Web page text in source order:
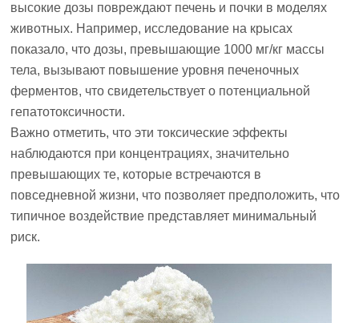
высокие дозы повреждают печень и почки в моделях
животных. Например, исследование на крысах
показало, что дозы, превышающие 1000 мг/кг массы
тела, вызывают повышение уровня печеночных
ферментов, что свидетельствует о потенциальной
гепатотоксичности.
Важно отметить, что эти токсические эффекты
наблюдаются при концентрациях, значительно
превышающих те, которые встречаются в
повседневной жизни, что позволяет предположить, что
типичное воздействие представляет минимальный
риск.